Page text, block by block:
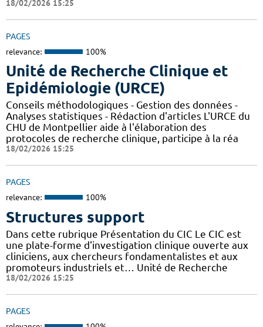
18/02/2026 15:25
PAGES
relevance: 100%
Unité de Recherche Clinique et
Epidémiologie (URCE)
Conseils méthodologiques - Gestion des données -
Analyses statistiques - Rédaction d'articles L'URCE du
CHU de Montpellier aide à l'élaboration des
protocoles de recherche clinique, participe à la réa
18/02/2026 15:25
PAGES
relevance: 100%
Structures support
Dans cette rubrique Présentation du CIC Le CIC est
une plate-forme d'investigation clinique ouverte aux
cliniciens, aux chercheurs fondamentalistes et aux
promoteurs industriels et… Unité de Recherche
18/02/2026 15:25
PAGES